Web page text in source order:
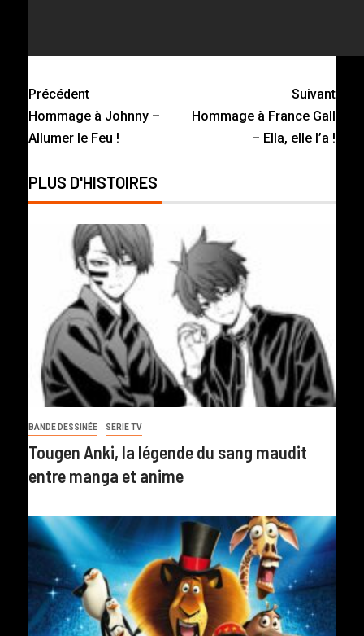
Précédent
Hommage à Johnny –
Allumer le Feu !
Suivant
Hommage à France Gall
– Ella, elle l’a !
PLUS D'HISTOIRES
BANDE DESSINÉE SERIE TV
Tougen Anki, la légende du sang maudit
entre manga et anime